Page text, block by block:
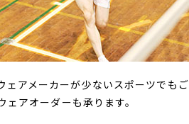
ェアメーカーが少ないスポーツでもご
アオーダーも承ります。